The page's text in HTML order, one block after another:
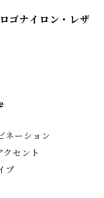
ゴナイロン・レザ
ネーション
クセント
プ